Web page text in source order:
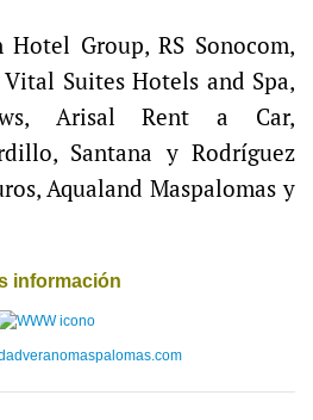
Hotel Group, RS Sonocom,
Vital Suites Hotels and Spa,
Arisal Rent a Car,
Santana y Rodríguez
Aqualand Maspalomas y
información